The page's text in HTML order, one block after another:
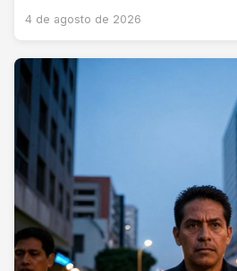
4 de agosto de 2026